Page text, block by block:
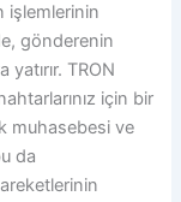
işlemlerinin
gönderenin
TRON
için bir
muhasebesi ve
da